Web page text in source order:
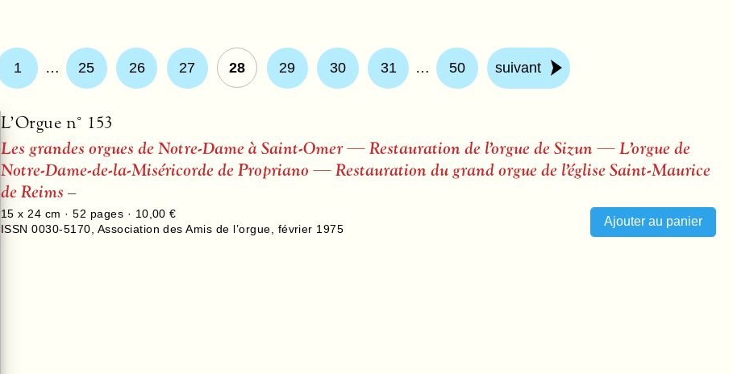
1 … 25 26 27 28 29 30 31 … 50 suivant
L’Orgue n° 153
Les grandes orgues de Notre-Dame à Saint-Omer — Restauration de l’orgue de Sizun — L’orgue de
Notre-Dame-de-la-Miséricorde de Propriano — Restauration du grand orgue de l’église Saint-Maurice
de Reims –
15 x 24 cm ·52 pages · 10,00 €
ISSN 0030-5170 Association des Amis de l’orgue février 1975